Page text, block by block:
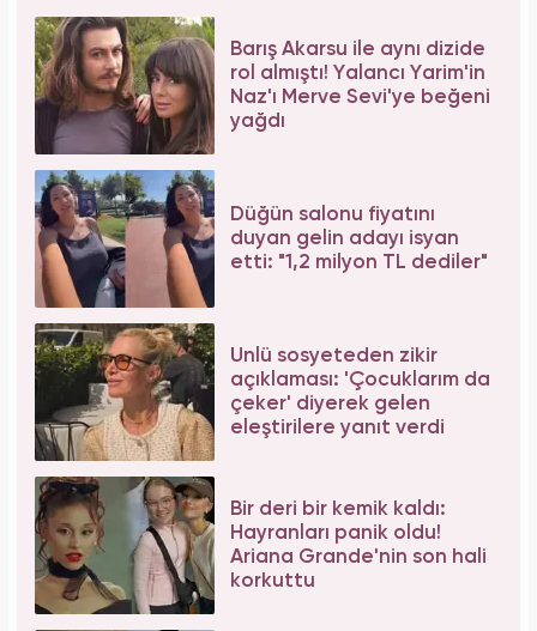
Barış Akarsu ile aynı dizide
rol almıştı! Yalancı Yarim'in
Naz'ı Merve Sevi'ye beğeni
yağdı
Düğün salonu fiyatını
duyan gelin adayı isyan
etti: "1,2 milyon TL dediler"
Ünlü sosyeteden zikir
açıklaması: 'Çocuklarım da
çeker' diyerek gelen
eleştirilere yanıt verdi
Bir deri bir kemik kaldı:
Hayranları panik oldu!
Ariana Grande'nin son hali
korkuttu